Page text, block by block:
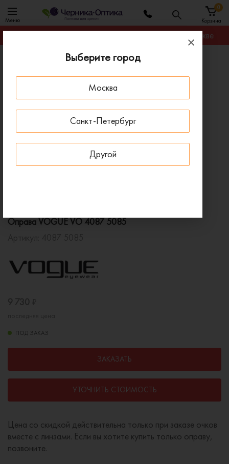
Выберите город
Москва
Санкт-Петербург
Другой
Меню Корзина
0
Гарантируем лучшую цену на любую оправу в Москве
Оправы для очков
Оправа VOGUE VO 4087 5085
Оправа VOGUE VO 4087 5085
ПОД ЗАКАЗ
ЗАКАЗАТЬ
УТОЧНИТЬ СТОИМОСТЬ
Цена со скидкой действительна только при заказе очков
вместе с линзами. Если вы хотите купить только оправу,
позвоните.
ПОД ЗАКАЗ